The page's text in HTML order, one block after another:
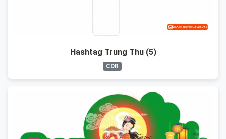
Hashtag Trung Thu (5)
CDR